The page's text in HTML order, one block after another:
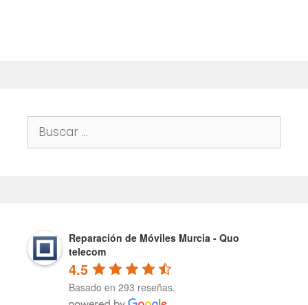
Buscar:
Reparación de Móviles Murcia - Quo
telecom
4.5
Basado en 293 reseñas.